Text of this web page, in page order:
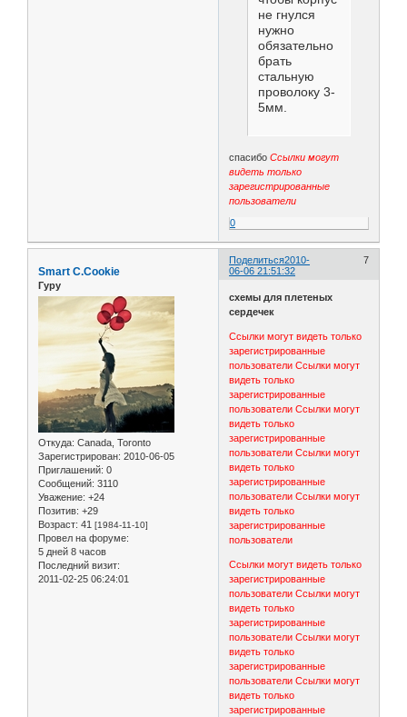
не гнулся
нужно
обязательно
брать
стальную
проволоку 3-
5мм.
спасибоСсылки могут
видеть только
зарегистрированные
пользователи
0
Поделиться 7
2010-
06-06 21:51:32
Smart C.Cookie
Гуру
Откуда: Canada, Toronto
Зарегистрирован: 2010-06-05
Приглашений: 0
Сообщений: 3110
Уважение: +24
Позитив: +29
Возраст: 41 [1984-11-10]
Провел на форуме:
5 дней 8 часов
Последний визит:
2011-02-25 06:24:01
схемы для плетеных
сердечек
Ссылки могут видеть только
зарегистрированные
пользователи Ссылки могут
видеть только
зарегистрированные
пользователи Ссылки могут
видеть только
зарегистрированные
пользователи Ссылки могут
видеть только
зарегистрированные
пользователи Ссылки могут
видеть только
зарегистрированные
пользователи
Ссылки могут видеть только
зарегистрированные
пользователи Ссылки могут
видеть только
зарегистрированные
пользователи Ссылки могут
видеть только
зарегистрированные
пользователи Ссылки могут
видеть только
зарегистрированные